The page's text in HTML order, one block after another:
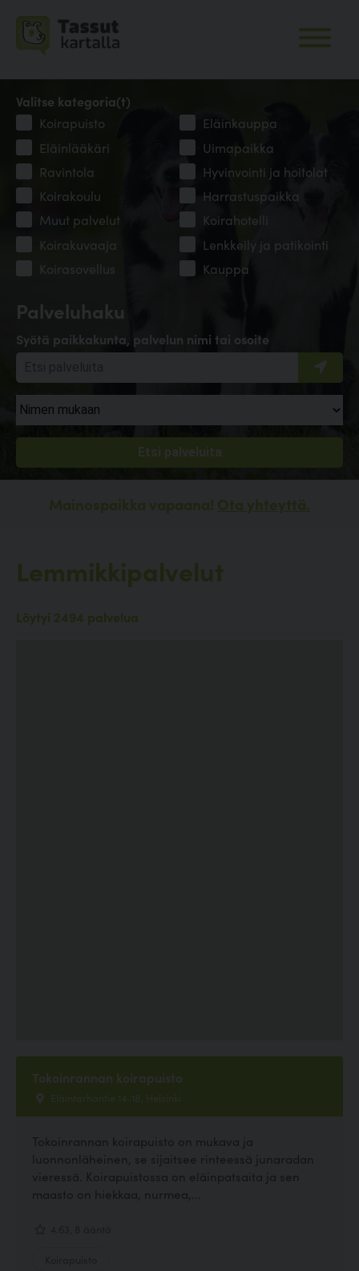
Palveluhaku
Syötä paikkakunta, palvelun nimi tai osoite
Valitse kategoria(t)
Koirapuisto
Eläinkauppa
Eläinlääkäri
Uimapaikka
Ravintola
Hyvinvointi ja hoitolat
Koirakoulu
Harrastuspaikka
Muut palvelut
Koirahotelli
Koirakuvaaja
Lenkkeily ja patikointi
Koirasovellus
Kauppa
Mainospaikka vapaana! Ota yhteyttä.
Lemmikkipalvelut
Löytyi 2494 palvelua
Tokoinrannan koirapuisto
Eläintarhantie 14-18, Helsinki
Tokoinrannan koirapuisto on mukava ja
luonnonläheinen, se sijaitsee rinteessä junaradan
vieressä. Koirapuistossa on eläinpatsaita ja sen
maasto on hiekkaa, nurmea,...